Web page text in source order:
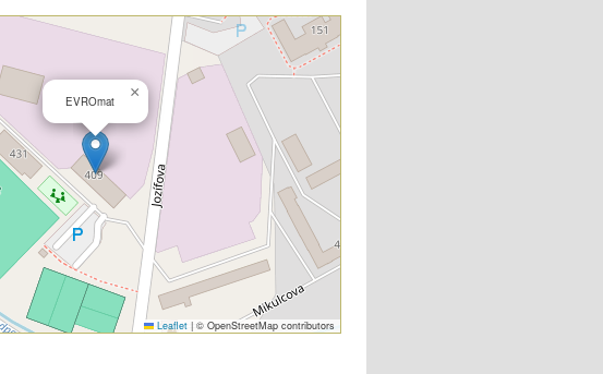
EVROmat ×
Leaflet | © OpenStreetMap contributors